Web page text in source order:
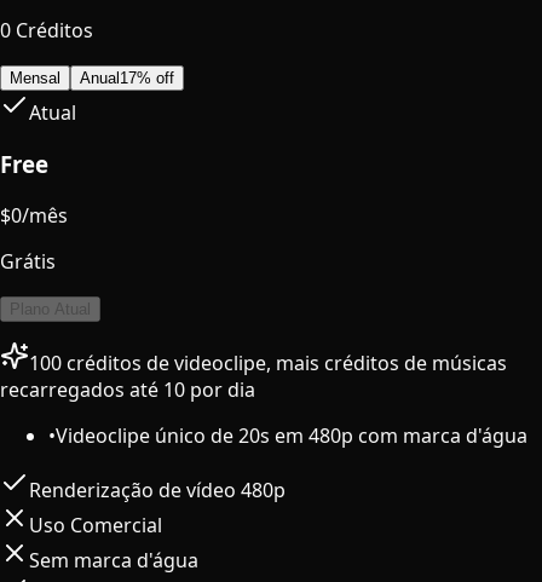
0 Créditos
Mensal Anual 17% off
Atual
Free
$0/mês
Grátis
Plano Atual
100 créditos de videoclipe, mais créditos de músicas
recarregados até 10 por dia
•Videoclipe único de 20s em 480p com marca d'água
Renderização de vídeo 480p
Uso Comercial
Sem marca d'água